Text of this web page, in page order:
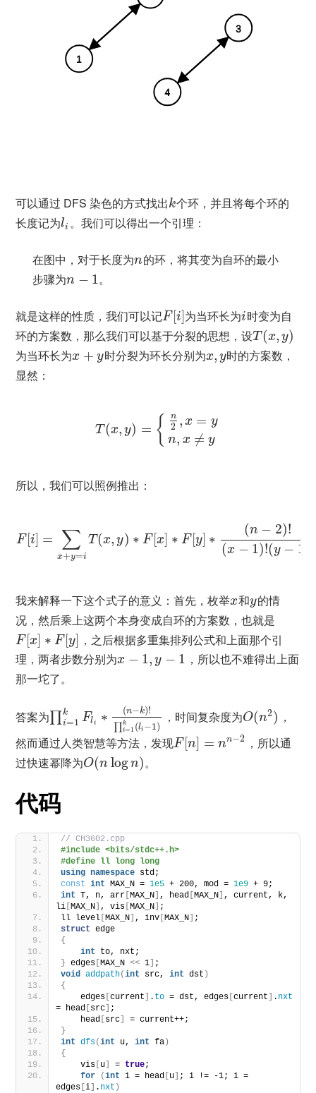
可以通过 DFS 染色的方式找出k个环，并且将每个环的
长度记为li 。我们可以得出一个引理：
在图中，对于长度为n的环，将其变为自环的最小
步骤为n − 1。
就是这样的性质，我们可以记F [i]为当环长为i时变为自
环的方案数，那么我们可以基于分裂的思想，设T (x, y)
为当环长为x + y时分裂为环长分别为x, y时的方案数，
显然：
T (x, y) = { n
2 , x = y
n, x ≠ y
所以，我们可以照例推出：
F [i] = ∑
x+y=i
T (x, y) ∗ F [x] ∗ F [y] ∗
(n − 2)!
(x − 1)!(y − 1
我来解释一下这个式子的意义：首先，枚举x和y的情
况，然后乘上这两个本身变成自环的方案数，也就是
F [x] ∗ F [y] ，之后根据多重集排列公式和上面那个引
理，两者步数分别为x − 1, y − 1 ，所以也不难得出上面
那一坨了。
答案为∏k
i=1 Fli ∗ (n−k)!
∏k
i=1 (li −1)
，时间复杂度为O(n2) ，
然而通过人类智慧等方法，发现F [n] = nn−2
，所以通
过快速幂降为O(n logn)。
代码
// CH3602.cpp
#include <bits/stdc++.h>
#define ll long long
using namespace std;
const int MAX_N = 1e5 + 200, mod = 1e9 + 9;
int T, n, arr [MAX_N , head [MAX_N , current, k,
li [MAX_N , vis [MAX_N
;
ll level [MAX_N , inv [MAX_N
;
struct edge
{
int to, nxt;
} edges [MAX_N << 1
;
void addpath(int src, int dst )
{
    edges
[current . to = dst, edges [current . nxt
= head src
;
    head
src
= current++;
}
int dfs(int u, int fa )
{
    vis
u = true;
for
(int i = head u
; i != -1; i =
edges [i . nxt )